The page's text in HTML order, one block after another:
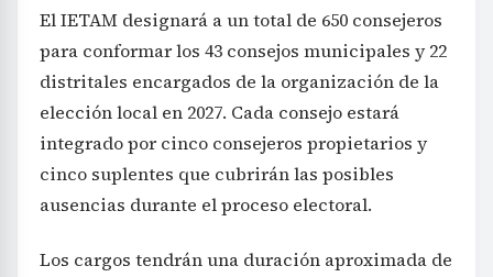
El IETAM designará a un total de 650 consejeros
para conformar los 43 consejos municipales y 22
distritales encargados de la organización de la
elección local en 2027. Cada consejo estará
integrado por cinco consejeros propietarios y
cinco suplentes que cubrirán las posibles
ausencias durante el proceso electoral.
Los cargos tendrán una duración aproximada de